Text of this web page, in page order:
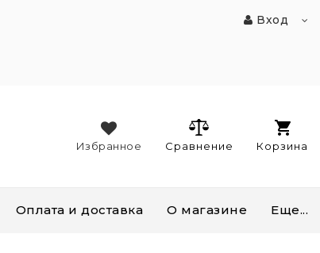
Вход
Корзина
Сравнение
Избранное
Оплата и доставка О магазине Еще...